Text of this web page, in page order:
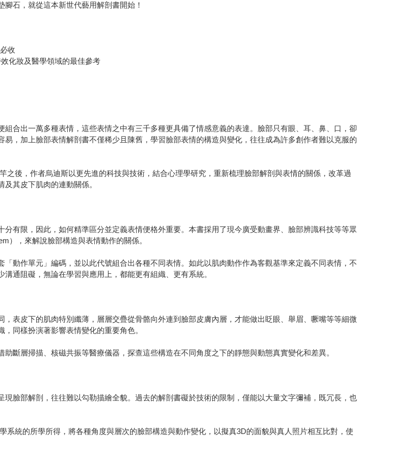
石，就從這本新世代藝用解剖書開始！
收
化妝及醫學領域的最佳參考
出一萬多種表情，這些表情之中有三千多種更具備了情感意義的表達。臉部只有眼、耳、鼻、口，卻
，加上臉部表情解剖書不僅稀少且陳舊，學習臉部表情的構造與變化，往往成為許多創作者難以克服的
後，作者烏迪斯以更先進的科技與技術，結合心理學研究，重新梳理臉部解剖與表情的關係，改革過
其皮下肌肉的連動關係。
限，因此，如何精準區分並定義表情便格外重要。本書採用了現今廣受動畫界、臉部辨識科技等等眾
），來解說臉部構造與表情動作的關係。
作單元」編碼，並以此代號組合出各種不同表情。如此以肌肉動作作為客觀基準來定義不同表情，不
通阻礙，無論在學習與應用上，都能更有組織、更有系統。
皮下的肌肉特別纖薄，層層交疊從骨骼向外連到臉部皮膚內層，才能做出眨眼、舉眉、噘嘴等等細微
同樣扮演著影響表情變化的重要角色。
層掃描、核磁共振等醫療儀器，探查這些構造在不同角度之下的靜態與動態真實變化和差異。
部解剖，往往難以勾勒描繪全貌。過去的解剖書礙於技術的限制，僅能以大量文字彌補，既冗長，也
統的所學所得，將各種角度與層次的臉部構造與動作變化，以擬真3D的面貌與真人照片相互比對，使